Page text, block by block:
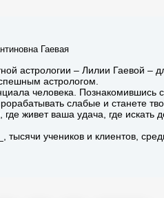
Гаевая
астрологии – Лилии Гаевой –
астрологом.
человека. Познакомившись
слабые и станете
живет ваша удача, где искать
учеников и клиентов,